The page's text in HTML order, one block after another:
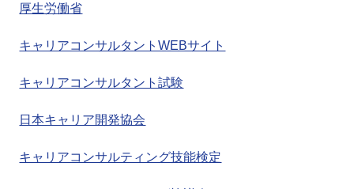
厚生労働省
キャリアコンサルタントWEBサイト
キャリアコンサルタント試験
日本キャリア開発協会
キャリアコンサルティング技能検定